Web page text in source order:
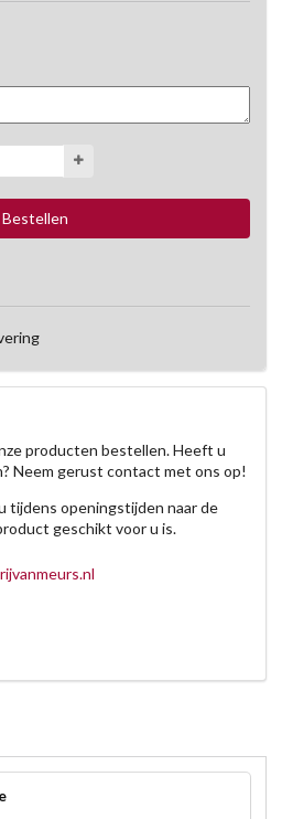
producten bestellen. Heeft u
Neem gerust contact met ons op!
tijdens openingstijden naar de
geschikt voor u is.